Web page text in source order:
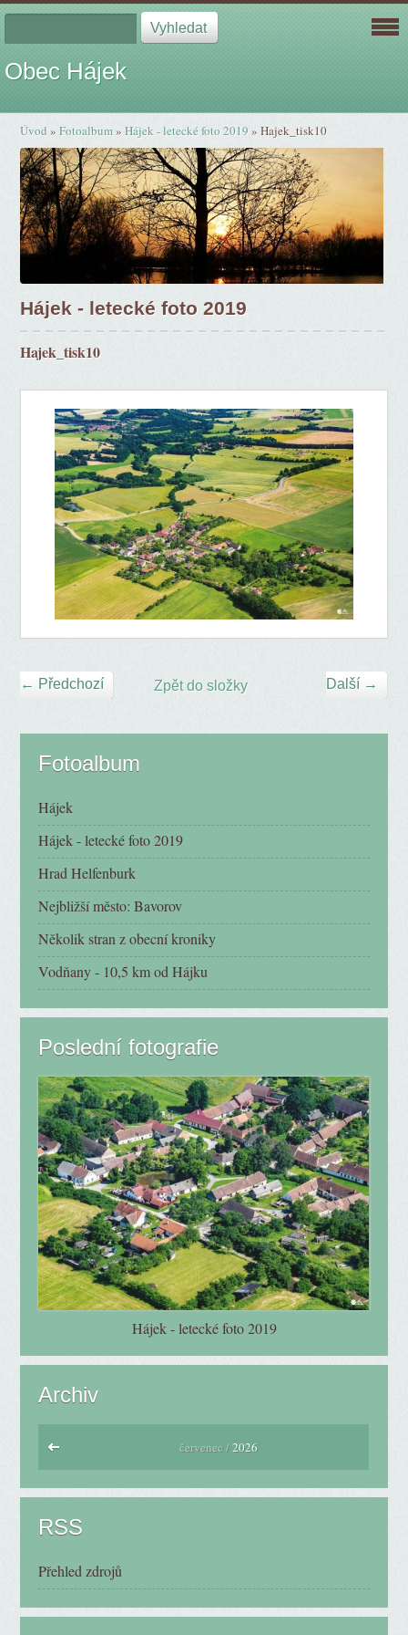
Obec Hájek
Úvod »Fotoalbum»Hájek - letecké foto 2019 »Hajek_tisk10
Hájek - letecké foto 2019
Hajek_tisk10
← Předchozí Další →
Zpět do složky
Fotoalbum
Hájek
Hájek - letecké foto 2019
Hrad Helfenburk
Nejbližší město: Bavorov
Několik stran z obecní kroniky
Vodňany - 10,5 km od Hájku
Poslední fotografie
Hájek - letecké foto 2019
Archiv
červenec /2026
RSS
Přehled zdrojů